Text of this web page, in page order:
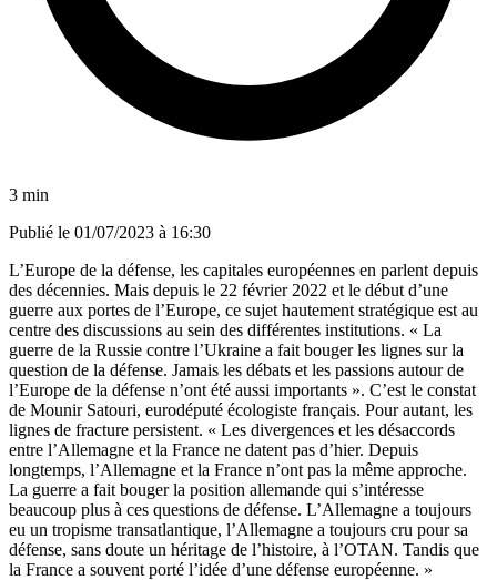
3 min
Publié le 01/07/2023 à 16:30
L’Europe de la défense, les capitales européennes en parlent depuis
des décennies. Mais depuis le 22 février 2022 et le début d’une
guerre aux portes de l’Europe, ce sujet hautement stratégique est au
centre des discussions au sein des différentes institutions. « La
guerre de la Russie contre l’Ukraine a fait bouger les lignes sur la
question de la défense. Jamais les débats et les passions autour de
l’Europe de la défense n’ont été aussi importants ». C’est le constat
de Mounir Satouri, eurodéputé écologiste français. Pour autant, les
lignes de fracture persistent. « Les divergences et les désaccords
entre l’Allemagne et la France ne datent pas d’hier. Depuis
longtemps, l’Allemagne et la France n’ont pas la même approche.
La guerre a fait bouger la position allemande qui s’intéresse
beaucoup plus à ces questions de défense. L’Allemagne a toujours
eu un tropisme transatlantique, l’Allemagne a toujours cru pour sa
défense, sans doute un héritage de l’histoire, à l’OTAN. Tandis que
la France a souvent porté l’idée d’une défense européenne. »